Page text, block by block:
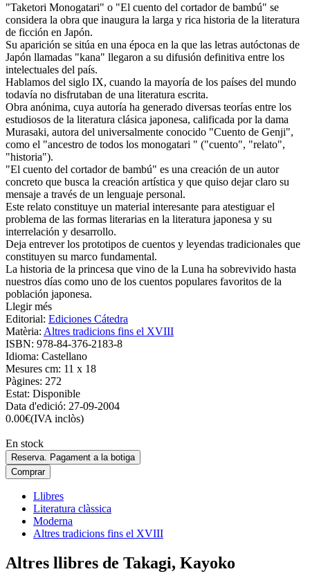
"Taketori Monogatari" o "El cuento del cortador de bambú" se
considera la obra que inaugura la larga y rica historia de la literatura
de ficción en Japón.
Su aparición se sitúa en una época en la que las letras autóctonas de
Japón llamadas "kana" llegaron a su difusión definitiva entre los
intelectuales del país.
Hablamos del siglo IX, cuando la mayoría de los países del mundo
todavía no disfrutaban de una literatura escrita.
Obra anónima, cuya autoría ha generado diversas teorías entre los
estudiosos de la literatura clásica japonesa, calificada por la dama
Murasaki, autora del universalmente conocido "Cuento de Genji",
como el "ancestro de todos los monogatari " ("cuento", "relato",
"historia").
"El cuento del cortador de bambú" es una creación de un autor
concreto que busca la creación artística y que quiso dejar claro su
mensaje a través de un lenguaje personal.
Este relato constituye un material interesante para atestiguar el
problema de las formas literarias en la literatura japonesa y su
interrelación y desarrollo.
Deja entrever los prototipos de cuentos y leyendas tradicionales que
constituyen su marco fundamental.
La historia de la princesa que vino de la Luna ha sobrevivido hasta
nuestros días como uno de los cuentos populares favoritos de la
población japonesa.
Llegir més
Editorial: Ediciones Cátedra
Matèria: Altres tradicions fins el XVIII
ISBN: 978-84-376-2183-8
Idioma: Castellano
Mesures cm: 11 x 18
Pàgines: 272
Estat: Disponible
Data d'edició: 27-09-2004
0.00€(IVA inclòs)
En stock
Reserva. Pagament a la botiga
Comprar
Llibres
Literatura clàssica
Moderna
Altres tradicions fins el XVIII
Altres llibres de Takagi, Kayoko